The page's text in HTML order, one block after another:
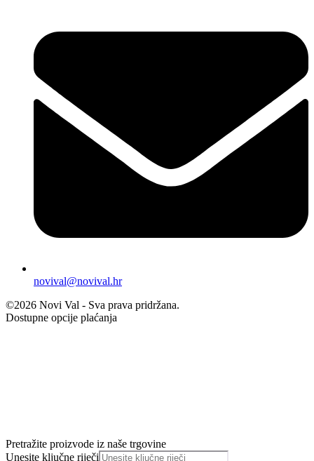
novival@novival.hr
©2026 Novi Val - Sva prava pridržana.
Dostupne opcije plaćanja
Pretražite proizvode iz naše trgovine
Unesite ključne riječi